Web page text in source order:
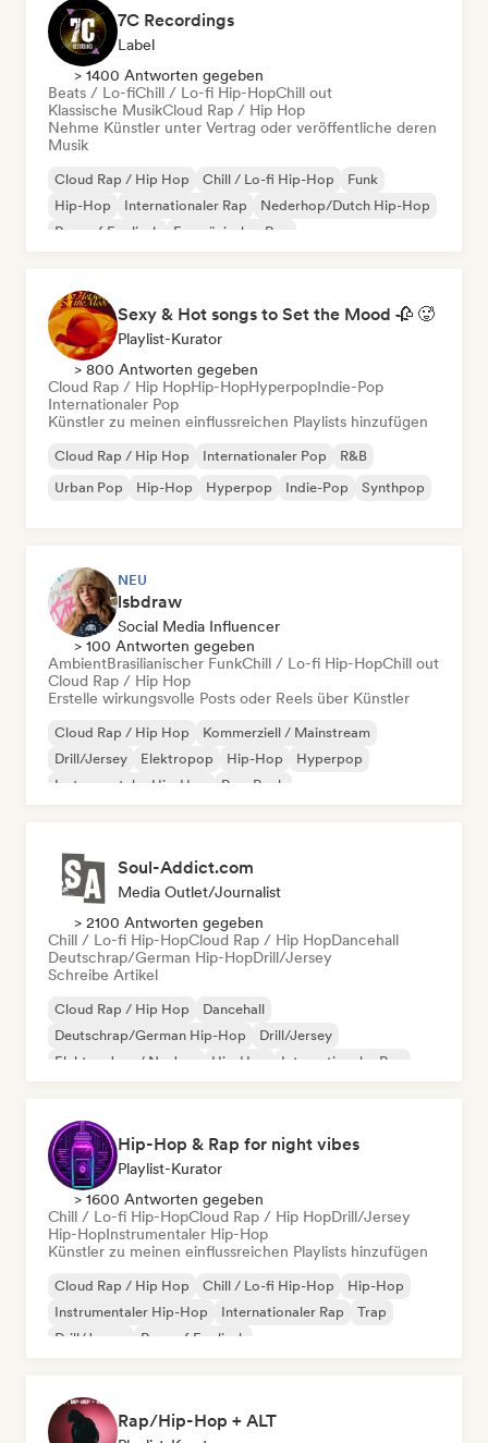
7C Recordings
Label
> 1400 Antworten gegeben
Beats / Lo-fiChill / Lo-fi Hip-HopChill out
Klassische MusikCloud Rap / Hip Hop
Nehme Künstler unter Vertrag oder veröffentliche deren
Musik
Cloud Rap / Hip Hop Chill / Lo-fi Hip-Hop
Funk
Hip-Hop
Internationaler Rap
Nederhop/Dutch Hip-Hop
Rap auf Englisch
Französischer Rap
Sexy & Hot songs to Set the Mood 🥀 🥵
Playlist-Kurator
> 800 Antworten gegeben
Cloud Rap / Hip HopHip-HopHyperpopIndie-Pop
Internationaler Pop
Künstler zu meinen einflussreichen Playlists hinzufügen
Cloud Rap / Hip Hop Internationaler Pop
R&B
Urban Pop
Hip-Hop Hyperpop Indie-Pop Synthpop
NEU
lsbdraw
Social Media Influencer
> 100 Antworten gegeben
AmbientBrasilianischer FunkChill / Lo-fi Hip-HopChill out
Cloud Rap / Hip Hop
Erstelle wirkungsvolle Posts oder Reels über Künstler
Cloud Rap / Hip Hop
Kommerziell / Mainstream
Drill/Jersey
Elektropop Hip-Hop
Hyperpop
Instrumentaler Hip-Hop
Pop-Rock
Soul-Addict.com
Media Outlet/Journalist
> 2100 Antworten gegeben
Chill / Lo-fi Hip-HopCloud Rap / Hip HopDancehall
Deutschrap/German Hip-HopDrill/Jersey
Schreibe Artikel
Cloud Rap / Hip Hop
Dancehall
Deutschrap/German Hip-Hop
Drill/Jersey
Elektro-Jazz / Nu Jazz
Hip-Hop
Internationaler Rap
Hip-Hop & Rap for night vibes
Playlist-Kurator
> 1600 Antworten gegeben
Chill / Lo-fi Hip-HopCloud Rap / Hip HopDrill/Jersey
Hip-HopInstrumentaler Hip-Hop
Künstler zu meinen einflussreichen Playlists hinzufügen
Cloud Rap / Hip Hop Chill / Lo-fi Hip-Hop
Hip-Hop
Instrumentaler Hip-Hop
Internationaler Rap
Trap
Drill/Jersey
Rap auf Englisch
Rap/Hip-Hop + ALT